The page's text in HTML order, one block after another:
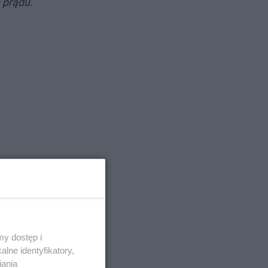
dostęp i
identyfikatory,